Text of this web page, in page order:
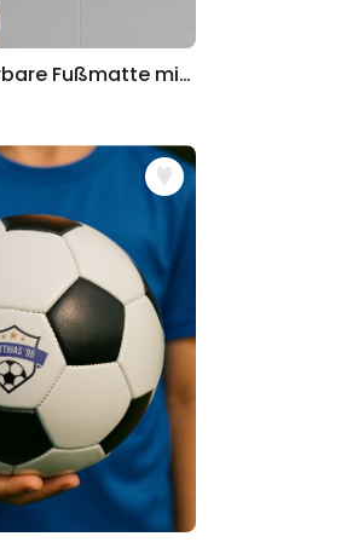
Personalisierbare Fußmatte mit Logo und Gesicht